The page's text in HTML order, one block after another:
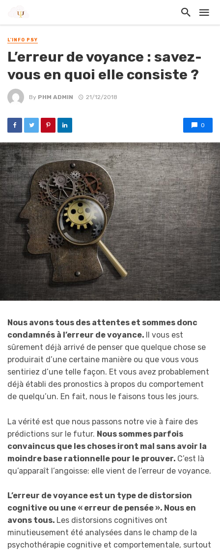
L'INFO PSY
L’erreur de voyance : savez-
vous en quoi elle consiste ?
By PHM ADMIN 21/12/2018
0
Nous avons tous des attentes et sommes donc
condamnés à l’erreur de voyance.
Il vous est
sûrement déjà arrivé de penser que quelque chose se
produirait d’une certaine manière ou que vous vous
sentiriez d’une telle façon. Et vous avez probablement
déjà établi des pronostics à propos du comportement
de quelqu’un. En fait, nous le faisons tous les jours.
La vérité est que nous passons notre vie à faire des
prédictions sur le futur. Nous sommes parfois
convaincus que les choses iront mal sans avoir la
moindre base rationnelle pour le prouver. C’est là
qu’apparaît l’angoisse: elle vient de l’erreur de voyance.
L’erreur de voyance est un type de distorsion
cognitive ou une « erreur de pensée ». Nous en
avons tous. Les distorsions cognitives ont
minutieusement été analysées dans le champ de la
psychothérapie cognitive et comportementale, surtout